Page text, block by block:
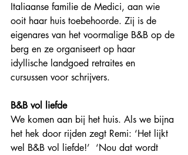
Italiaanse familie de Medici, aan wie
ooit haar huis toebehoorde. Zij is de
eigenares van het voormalige B&B op de
berg en ze organiseert op haar
idyllische landgoed retraites en
cursussen voor schrijvers.
B&B vol liefde
We komen aan bij het huis. Als we bijna
het hek door rijden zegt Remi: ‘Het lijkt
wel B&B vol liefde!’  ‘Nou dat wordt